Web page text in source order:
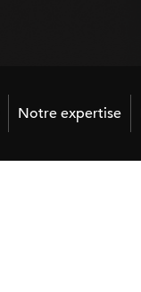
Notre expertise